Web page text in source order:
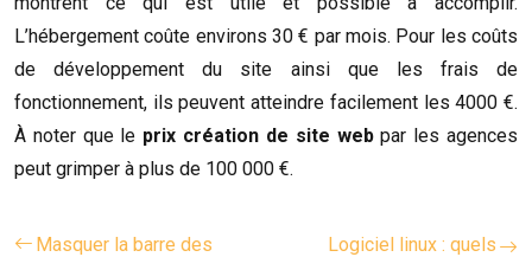
L’hébergement coûte environs 30 € par mois. Pour les coûts
de développement du site ainsi que les frais de
fonctionnement, ils peuvent atteindre facilement les 4000 €.
À noter que le prix création de site webpar les agences
peut grimper à plus de 100 000 €.
Masquer la barre des
Logiciel linux : quels